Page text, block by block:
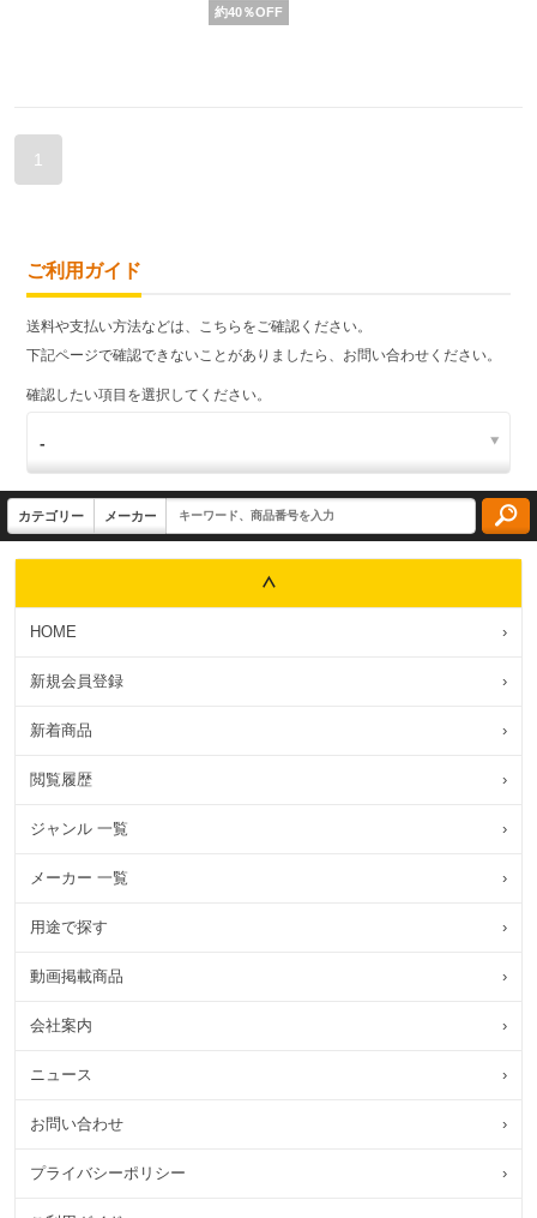
約40％OFF
1
ご利用ガイド
送料や支払い方法などは、こちらをご確認ください。
下記ページで確認できないことがありましたら、お問い合わせください。
確認したい項目を選択してください。
HOME ›
新規会員登録 ›
新着商品 ›
閲覧履歴 ›
ジャンル 一覧 ›
メーカー 一覧 ›
用途で探す ›
動画掲載商品 ›
会社案内 ›
ニュース ›
お問い合わせ ›
プライバシーポリシー ›